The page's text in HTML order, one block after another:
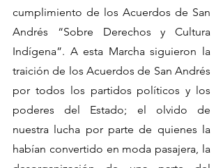
cumplimiento de los Acuerdos de San
Andrés “Sobre Derechos y Cultura
Indígena”. A esta Marcha siguieron la
traición de los Acuerdos de San Andrés
por todos los partidos políticos y los
poderes del Estado; el olvido de
nuestra lucha por parte de quienes la
habían convertido en moda pasajera, la